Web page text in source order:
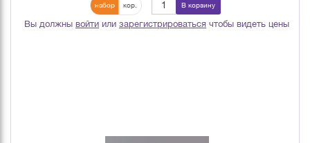
набор кор. В корзину
Вы должны войти или зарегистрироваться чтобы видеть цены